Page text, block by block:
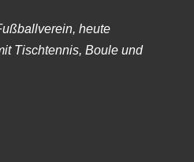
heute
Tischtennis, Boule und